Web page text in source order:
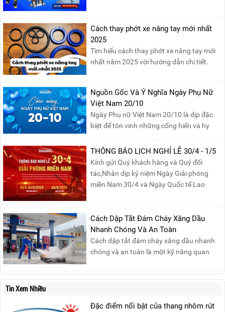
phần quà siêu hấp dẫn và mua sắm
những sản phẩm thang chính hãng với
mức giá không thể tốt hơn!Tham gia
Mega Live, bạn sẽ nhận được gì?...
Cách thay phớt xe nâng tay mới nhất
2025
Tìm hiểu cách thay phớt xe nâng tay mới
nhất năm 2025 với hướng dẫn chi tiết.
phớt đúng cách, giúp xe nâng hoạt động
hiệu quả và bền lâu!
Nguồn Gốc Và Ý Nghĩa Ngày Phụ Nữ
Việt Nam 20/10
Ngày Phụ nữ Việt Nam 20/10 là dịp đặc
biệt để tôn vinh những cống hiến và hy
Khởi nguồn từ sự ra đời của Hội Phụ nữ
phản đế Việt Nam vào năm 1930, ngày
này không chỉ ghi nhận vai trò quan trọng
của phụ nữ ...
THÔNG BÁO LỊCH NGHỈ LỄ 30/4 - 1/5
Kính gửi Quý khách hàng và Quý đối
tác,Nhân dịp kỷ niệm Ngày Giải phóng
miền Nam 30/4 và Ngày Quốc tế Lao
báo lịch nghỉ lễ như sau:Thời gian nghỉ: Từ
Thứ Ba, ngày 29/04/2025 đến hết Chủ
Nhật, ngày 04/05/2025.T...
Cách Dập Tắt Đám Cháy Xăng Dầu
Nhanh Chóng Và An Toàn
Cách dập tắt đám cháy xăng dầu nhanh
chóng và an toàn là một kỹ năng quan
cháy xăng dầu rất dễ lan rộng và gây thiệt
dập tắt...
Tin Xem Nhiều
Đặc điểm nổi bật của thang nhôm rút